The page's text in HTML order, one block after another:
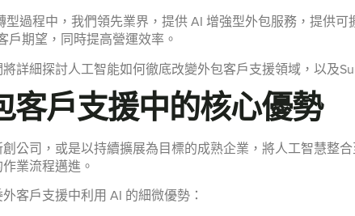
型過程中，我們領先業界，提供 AI 增強型外包服務，提供
戶期望，同時提高營運效率。
詳細探討人工智能如何徹底改變外包客戶支援領域，以及
客戶支援中的核心優勢
公司，或是以持續擴展為目標的成熟企業，將人工智慧整
業流程邁進。
客戶支援中利用 AI 的細微優勢：